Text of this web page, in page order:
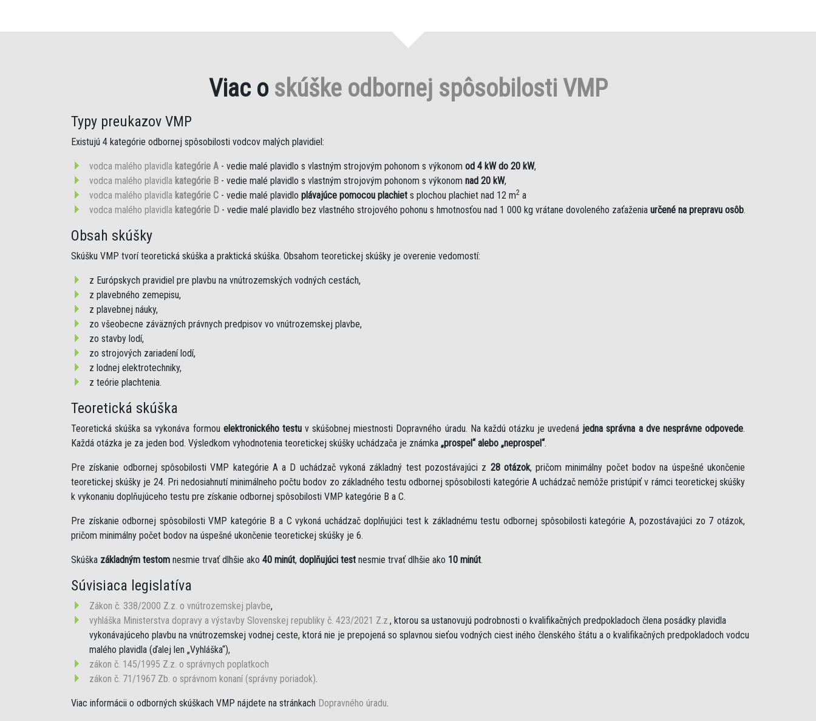
Viac o skúške odbornej spôsobilosti VMP
Typy preukazov VMP
Existujú 4 kategórie odbornej spôsobilosti vodcov malých plavidiel:
vodca malého plavidla kategórie A - vedie malé plavidlo s vlastným strojovým pohonom s výkonom od 4 kW do 20 kW,
vodca malého plavidla kategórie B - vedie malé plavidlo s vlastným strojovým pohonom s výkonom nad 20 kW,
vodca malého plavidla kategórie C - vedie malé plavidlo plávajúce pomocou plachiet s plochou plachiet nad 12 m2 a
vodca malého plavidla kategórie D - vedie malé plavidlo bez vlastného strojového pohonu s hmotnosťou nad 1 000 kg vrátane dovoleného zaťaženia určené na prepravu osôb.
Obsah skúšky
Skúšku VMP tvorí teoretická skúška a praktická skúška. Obsahom teoretickej skúšky je overenie vedomostí:
z Európskych pravidiel pre plavbu na vnútrozemských vodných cestách,
z plavebného zemepisu,
z plavebnej náuky,
zo všeobecne záväzných právnych predpisov vo vnútrozemskej plavbe,
zo stavby lodí,
zo strojových zariadení lodí,
z lodnej elektrotechniky,
z teórie plachtenia.
Teoretická skúška
Teoretická skúška sa vykonáva formou elektronického testuv skúšobnej miestnosti Dopravného úradu. Na každú otázku je uvedená jedna správna a dve nesprávne odpovede.
Každá otázka je za jeden bod. Výsledkom vyhodnotenia teoretickej skúšky uchádzača je známka „prospel“ alebo „neprospel“.
Pre získanie odbornej spôsobilosti VMP kategórie A a D uchádzač vykoná základný test pozostávajúci z 28 otázok, pričom minimálny počet bodov na úspešné ukončenie
teoretickej skúšky je 24. Pri nedosiahnutí minimálneho počtu bodov zo základného testu odbornej spôsobilosti kategórie A uchádzač nemôže pristúpiť v rámci teoretickej skúšky
k vykonaniu doplňujúceho testu pre získanie odbornej spôsobilosti VMP kategórie B a C.
Pre získanie odbornej spôsobilosti VMP kategórie B a C vykoná uchádzač doplňujúci test k základnému testu odbornej spôsobilosti kategórie A, pozostávajúci zo 7 otázok,
pričom minimálny počet bodov na úspešné ukončenie teoretickej skúšky je 6.
Skúška základným testom nesmie trvať dlhšie ako 40 minút, doplňujúci test nesmie trvať dlhšie ako 10 minút.
Súvisiaca legislatíva
Zákon č. 338/2000 Z.z. o vnútrozemskej plavbe,
vyhláška Ministerstva dopravy a výstavby Slovenskej republiky č. 423/2021 Z.z., ktorou sa ustanovujú podrobnosti o kvalifikačných predpokladoch člena posádky plavidla
vykonávajúceho plavbu na vnútrozemskej vodnej ceste, ktorá nie je prepojená so splavnou sieťou vodných ciest iného členského štátu a o kvalifikačných predpokladoch vodcu
malého plavidla (ďalej len „Vyhláška“),
zákon č. 145/1995 Z.z. o správnych poplatkoch
zákon č. 71/1967 Zb. o správnom konaní (správny poriadok).
Viac informácii o odborných skúškach VMP nájdete na stránkach Dopravného úradu.